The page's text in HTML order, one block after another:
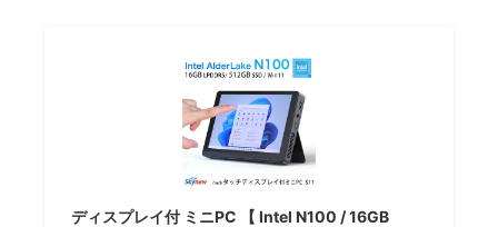
ディスプレイ付 ミニPC 【 Intel N100 / 16GB